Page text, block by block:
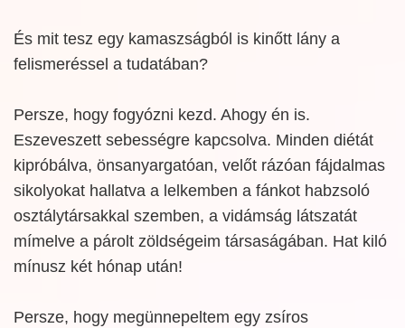
És mit tesz egy kamaszságból is kinőtt lány a
felismeréssel a tudatában?
Persze, hogy fogyózni kezd. Ahogy én is.
Eszeveszett sebességre kapcsolva. Minden diétát
kipróbálva, önsanyargatóan, velőt rázóan fájdalmas
sikolyokat hallatva a lelkemben a fánkot habzsoló
osztálytársakkal szemben, a vidámság látszatát
mímelve a párolt zöldségeim társaságában. Hat kiló
mínusz két hónap után!
Persze, hogy megünnepeltem egy zsíros